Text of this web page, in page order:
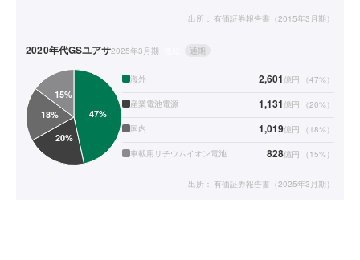
出所： 有価証券報告書（2015年3月期）
2020年代GSユアサ2025年3月期 通期
海外 2,601億円 （47%）
産業電池電源 1,131億円 （20%）
国内 1,019億円 （ 18%）
車載用リチウムイオン電池 828億円 （ 15%）
出所： 有価証券報告書（2025年3月期）